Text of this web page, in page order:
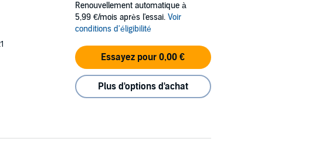
Renouvellement automatique à
5,99 €/mois après l'essai. Voir
conditions d'éligibilité
Essayez pour 0,00 €
Plus d'options d'achat